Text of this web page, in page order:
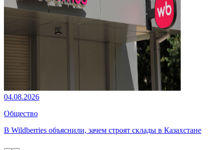
04.08.2026
Общество
В Wildberries объяснили, зачем строят склады в Казахстане